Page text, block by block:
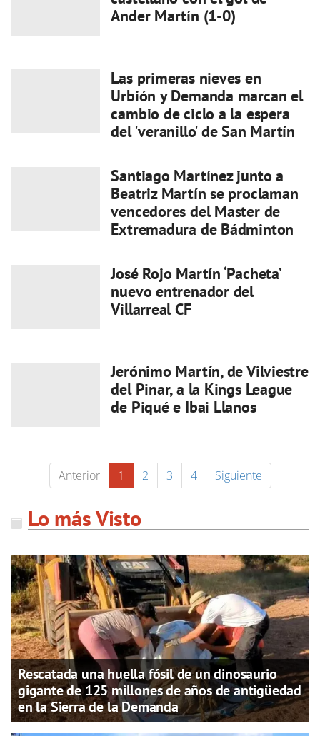
Ander Martín (1-0)
Las primeras nieves en
Urbión y Demanda marcan el
cambio de ciclo a la espera
del 'veranillo' de San Martín
Santiago Martínez junto a
Beatriz Martín se proclaman
vencedores del Master de
Extremadura de Bádminton
José Rojo Martín ‘Pacheta’
nuevo entrenador del
Villarreal CF
Jerónimo Martín, de Vilviestre
del Pinar, a la Kings League
de Piqué e Ibai Llanos
Anterior 1 2 3 4 Siguiente
Lo más Visto
Rescatada una huella fósil de un dinosaurio
gigante de 125 millones de años de antigüedad
en la Sierra de la Demanda